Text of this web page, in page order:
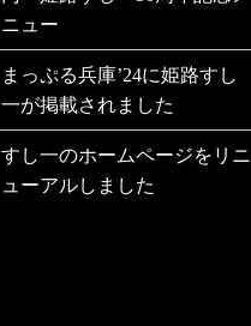
ニュー
まっぷる兵庫’24に姫路すし
一が掲載されました
すし一のホームページをリニ
ューアルしました